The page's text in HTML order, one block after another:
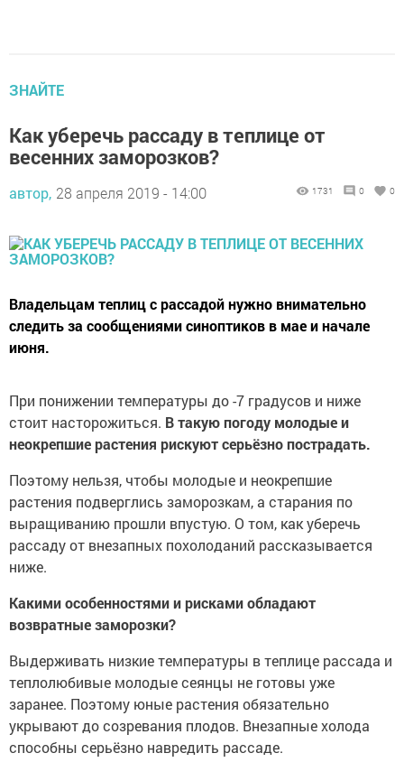
ЗНАЙТЕ
Как уберечь рассаду в теплице от
весенних заморозков?
автор, 28 апреля 2019 - 14:00 1731 0 0
Владельцам теплиц с рассадой нужно внимательно
следить за сообщениями синоптиков в мае и начале
июня.
При понижении температуры до -7 градусов и ниже
стоит насторожиться. В такую погоду молодые и
неокрепшие растения рискуют серьёзно пострадать.
Поэтому нельзя, чтобы молодые и неокрепшие
растения подверглись заморозкам, а старания по
выращиванию прошли впустую. О том, как уберечь
рассаду от внезапных похолоданий рассказывается
ниже.
Какими особенностями и рисками обладают
возвратные заморозки?
Выдерживать низкие температуры в теплице рассада и
теплолюбивые молодые сеянцы не готовы уже
заранее. Поэтому юные растения обязательно
укрывают до созревания плодов. Внезапные холода
способны серьёзно навредить рассаде.